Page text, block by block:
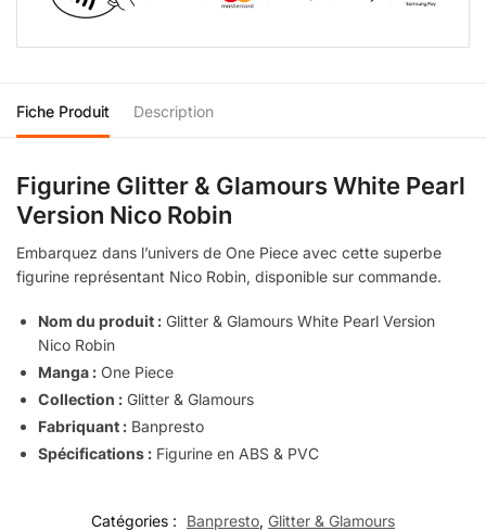
Fiche Produit Description
Figurine Glitter & Glamours White Pearl
Version Nico Robin
Embarquez dans l’univers de One Piece avec cette superbe
figurine représentant Nico Robin, disponible sur commande.
Nom du produit : Glitter & Glamours White Pearl Version
Nico Robin
Manga : One Piece
Collection : Glitter & Glamours
Fabriquant : Banpresto
Spécifications : Figurine en ABS & PVC
Catégories : Banpresto, Glitter & Glamours